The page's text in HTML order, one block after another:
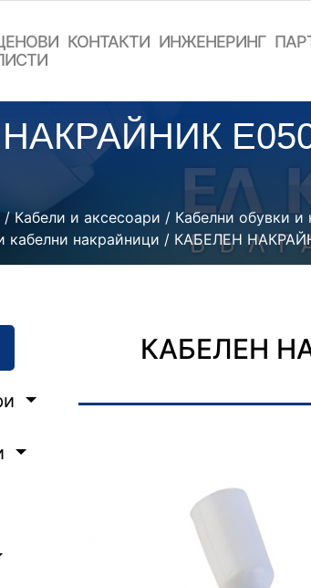
КОНТАКТИ ИНЖЕНЕРИНГ
/Кабели и аксесоари / Кабелни обувки и
кабелни накрайници / КАБЕЛЕН
КАБЕЛЕН